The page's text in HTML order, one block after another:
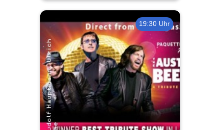
19:30 Uhr